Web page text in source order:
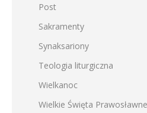
Post
Sakramenty
Synaksariony
Teologia liturgiczna
Wielkanoc
Wielkie Święta Prawosławne